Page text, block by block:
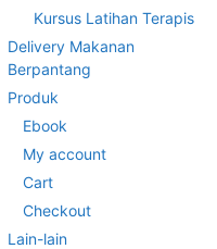
Kursus Latihan Terapis
Delivery Makanan
Berpantang
Produk
Ebook
My account
Cart
Checkout
Lain-lain